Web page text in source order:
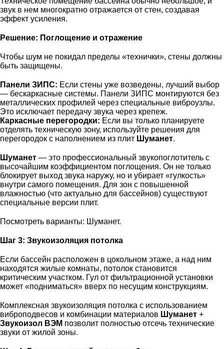
звук в нем многократно отражается от стен, создавая
эффект усиления.
Решение: Поглощение и отражение
Чтобы шум не покидал пределы «технички», стены должны
быть защищены.
Панели ЗИПС: Если стены уже возведены, лучший выбор
— бескаркасные системы. Панели ЗИПС монтируются без
металлических профилей через специальные виброузлы.
Это исключает передачу звука через крепеж.
Каркасные перегородки: Если вы только планируете
отделять техническую зону, используйте решения для
перегородок с наполнением из плит Шуманет.
Шуманет — это профессиональный звукопоглотитель с
высочайшим коэффициентом поглощения. Он не только
блокирует выход звука наружу, но и убирает «гулкость»
внутри самого помещения. Для зон с повышенной
влажностью (что актуально для бассейнов) существуют
специальные версии плит.
Посмотреть варианты: Шуманет.
Шаг 3: Звукоизоляция потолка
Если бассейн расположен в цокольном этаже, а над ним
находятся жилые комнаты, потолок становится
критическим участком. Гул от фильтрационной установки
может «подниматься» вверх по несущим конструкциям.
Комплексная звукоизоляция потолка с использованием
виброподвесов и комбинации материалов Шуманет +
Звукоизол ВЭМ позволит полностью отсечь технические
звуки от жилой зоны.